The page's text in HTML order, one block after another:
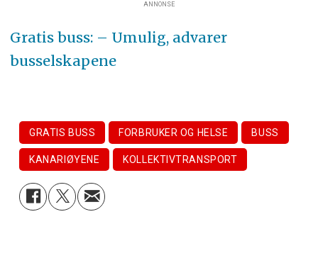
ANNONSE
Gratis buss: – Umulig, advarer
busselskapene
GRATIS BUSS FORBRUKER OG HELSE BUSS
KANARIØYENE KOLLEKTIVTRANSPORT